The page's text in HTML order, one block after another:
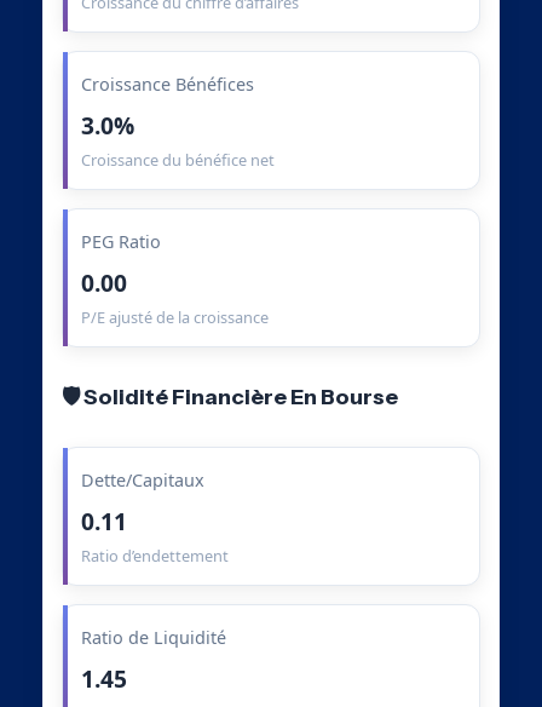
Croissance Bénéfices
3.0%
Croissance du bénéfice net
PEG Ratio
0.00
P/E ajusté de la croissance
🛡️ Solidité Financière En Bourse
Dette/Capitaux
0.11
Ratio d’endettement
Ratio de Liquidité
1.45